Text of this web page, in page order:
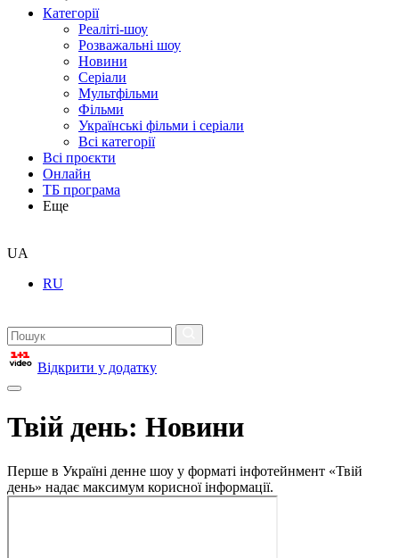
Категорії
Реаліті-шоу
Розважальні шоу
Новини
Серіали
Мультфільми
Фільми
Українські фільми і серіали
Всі категорії
Всі проєкти
Онлайн
ТБ програма
Еще
UA
RU
Відкрити у додатку
Твій день: Новини
Перше в Україні денне шоу у форматі інфотейнмент «Твій
день» надає максимум корисної інформації.